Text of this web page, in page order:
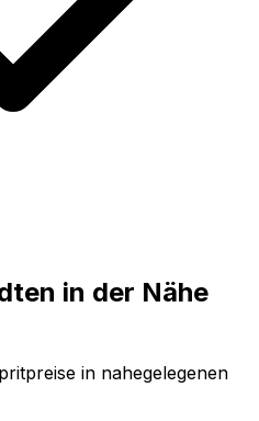
in der Nähe
in nahegelegenen